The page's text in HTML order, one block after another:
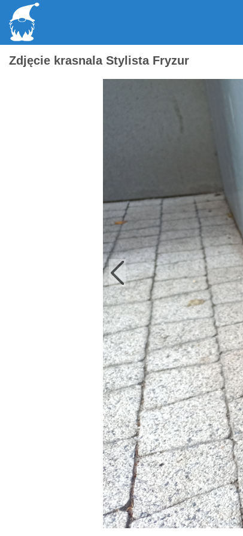
Zdjęcie krasnala Stylista Fryzur